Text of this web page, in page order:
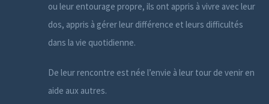
ou leur entourage propre, ils ont appris à vivre avec leur
dos, appris à gérer leur différence et leurs difficultés
dans la vie quotidienne.
De leur rencontre est née l’envie à leur tour de venir en
aide aux autres.